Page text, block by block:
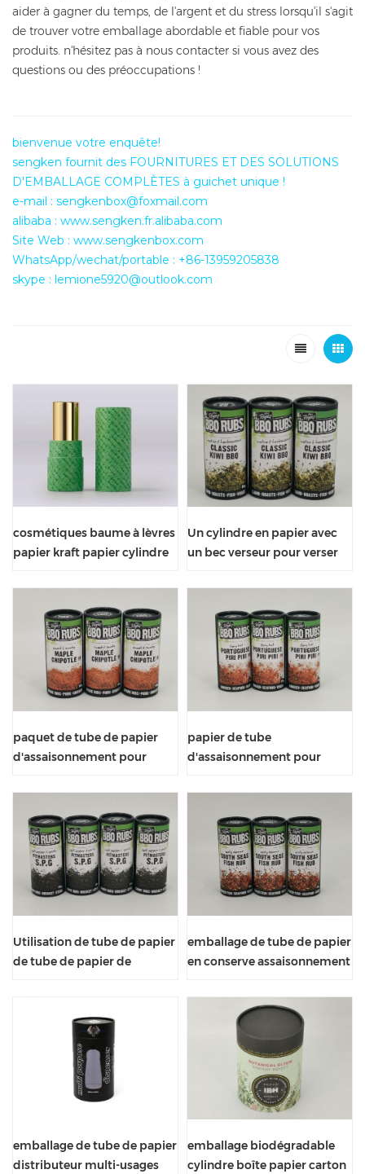
aider à gagner du temps, de l'argent et du stress lorsqu'il s'agit
de trouver votre emballage abordable et fiable pour vos
produits. n'hésitez pas à nous contacter si vous avez des
questions ou des préoccupations !
bienvenue votre enquête!
sengken fournit des FOURNITURES ET DES SOLUTIONS
D'EMBALLAGE COMPLÈTES à guichet unique !
e-mail : sengkenbox@foxmail.com
alibaba : www.sengken.fr.alibaba.com
Site Web : www.sengkenbox.com
WhatsApp/wechat/portable : +86-13959205838
skype : lemione5920@outlook.com
cosmétiques baume à lèvres
papier kraft papier cylindre
Un cylindre en papier avec
un bec verseur pour verser
barbecue
paquet de tube de papier
d'assaisonnement pour
alimentaire étanche
papier de tube
d'assaisonnement pour
respectueux de
l'environnement arrondi
Utilisation de tube de papier
de tube de papier de
emballage de tube de papier
en conserve assaisonnement
alimentaire
emballage de tube de papier
distributeur multi-usages
emballage biodégradable
cylindre boîte papier carton